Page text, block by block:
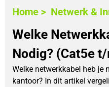
Home > Netwerk &
Welke
Nodig? (Cat5e
Welke netwerkkabel heb
kantoor? In dit artikel